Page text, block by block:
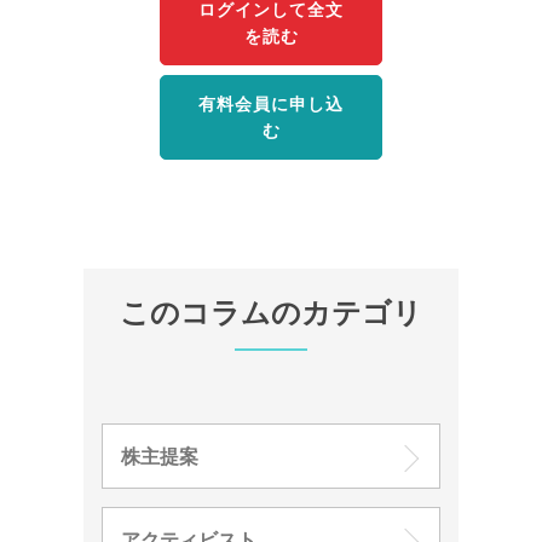
ログインして全文
を読む
有料会員に申し込
む
このコラムのカテゴリ
株主提案